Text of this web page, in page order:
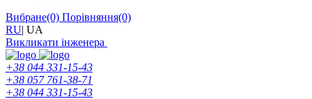
Вибране(0) Порівняння(0)
RU| UA
Викликати інженера
+38 044 331-15-43
+38 057 761-38-71
+38 044 331-15-43